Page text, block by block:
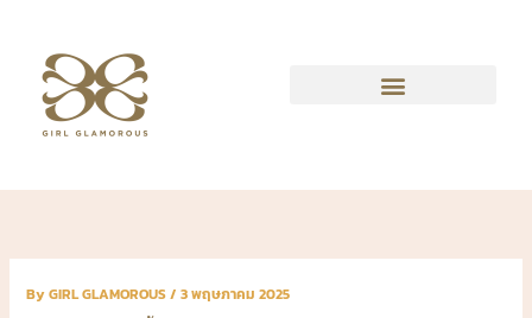
content
ByGIRL GLAMOROUS/3 พฤษภาคม 2025